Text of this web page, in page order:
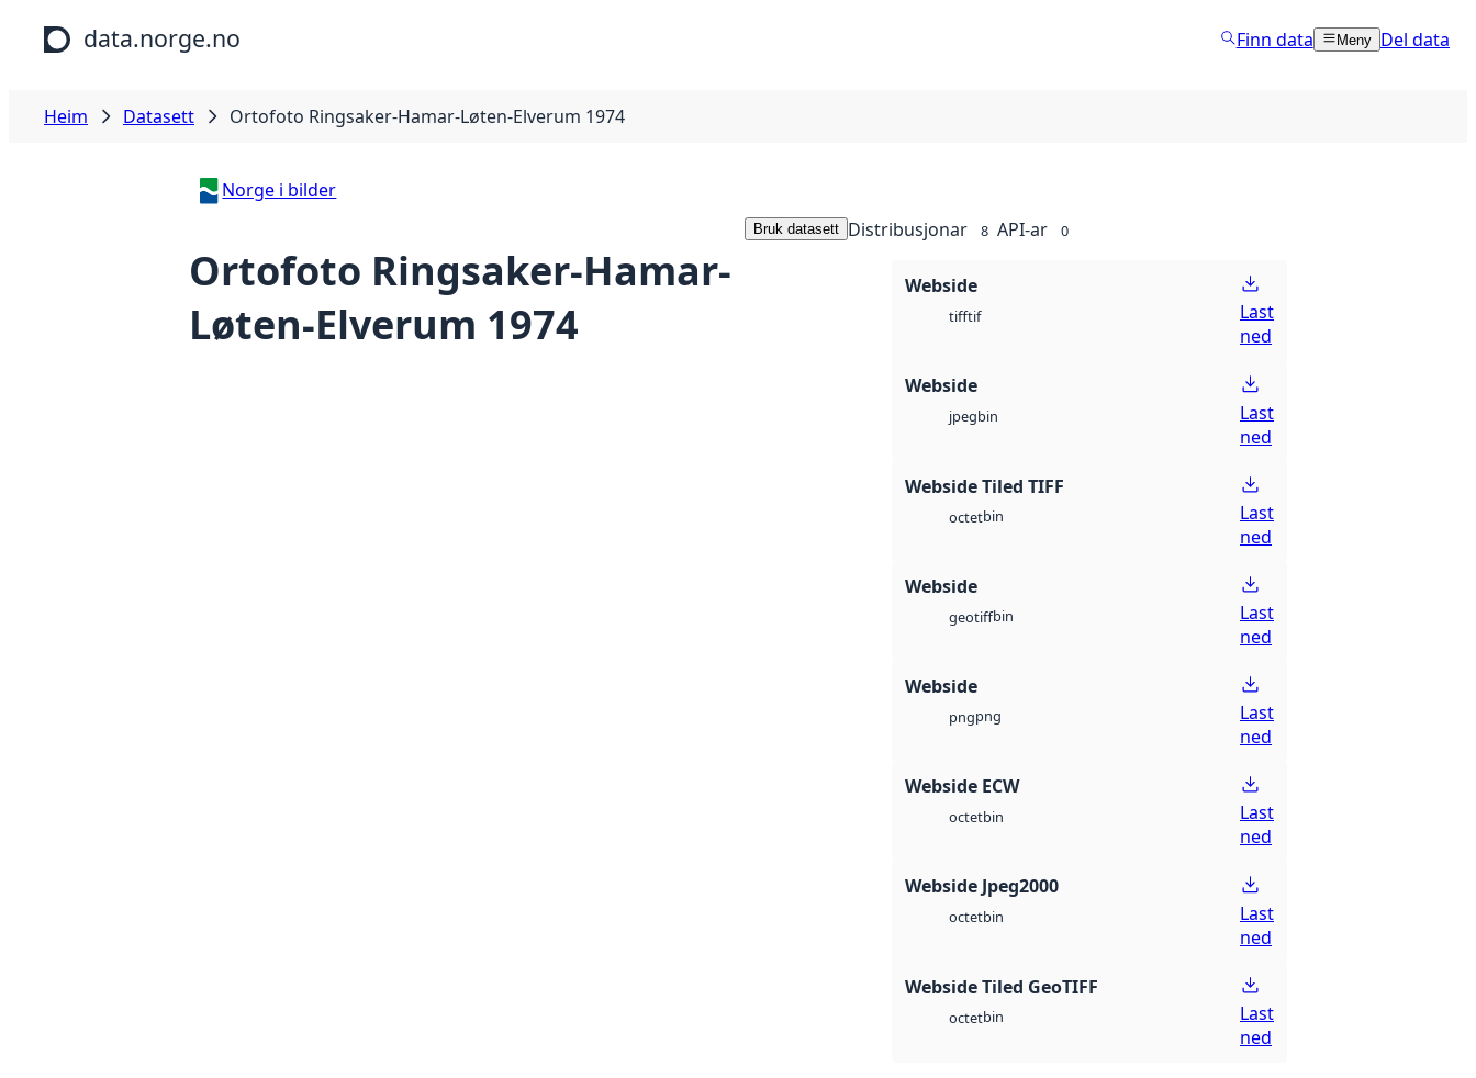
Hopp til hovudinnhald
data.norge.no Finn data Meny Del data
Heim Datasett Ortofoto Ringsaker-Hamar-Løten-Elverum 1974
Norge i bilder
Ortofoto Ringsaker-Hamar-
Løten-Elverum 1974
Bruk datasett Distribusjonar 8 API-ar 0
Webside
tifftif
Last
ned
Webside
jpegbin
Last
ned
Webside Tiled TIFF
octetbin
Last
ned
Webside
geotiffbin
Last
ned
Webside
pngpng
Last
ned
Webside ECW
octetbin
Last
ned
Webside Jpeg2000
octetbin
Last
ned
Webside Tiled GeoTIFF
octetbin
Last
ned